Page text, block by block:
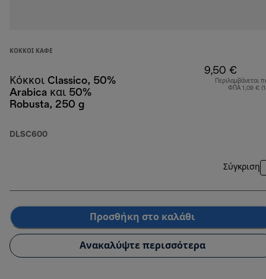
ΚΌΚΚΟΙ ΚΑΦΈ
Κόκκοι Classico, 50%
Arabica και 50%
Robusta, 250 g
DLSC600
9,50 €
Περιλαμβάνεται
ΦΠΑ 1,09 €
Σύγκριση
Προσθήκη στο καλάθι
Ανακαλύψτε περισσότερα